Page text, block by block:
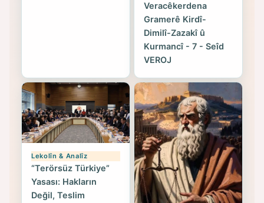
Veracêkerdena
Gramerê Kirdî-
Dimilî-Zazakî û
Kurmancî - 7 - Seîd
VEROJ
Lekolîn & Analîz
“Terörsüz Türkiye”
Yasası: Hakların
Değil, Teslim